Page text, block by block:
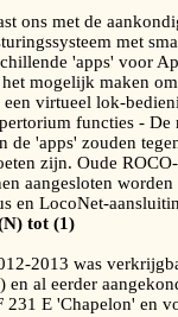
ons met de
met
'apps' voor
mogelijk maken om
een virtueel lok-
functies - De
de 'apps' zouden
zijn. Oude
aangesloten worden
en LocoNet-
tot (1)
2013 was
en al eerder
231 E 'Chapelon' en